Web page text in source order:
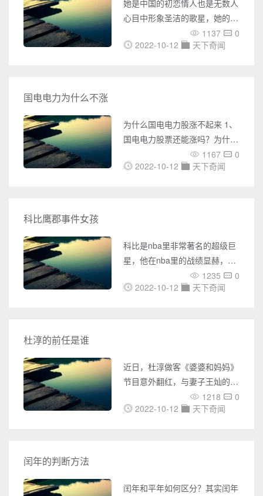
间到底是发生了什么吧！ 在剧
中最令人惊艳的应该是张启山和
尹新月的在一起，是女追男的戏
她是中国的初恋情人也是无数人
心目中形象圣洁的歌星，她的嗓
音和美好容貌带给了她坦荡的星
途和美好的未来。然而险恶的陷
意，这个受尽了半生误会的歌星
依然在若干年以后以不老的容颜
来到大家面前，无论人生是否历
经风雨，归来依然风华绝代。
1137
0
2022-10-12
天下奇闻
国电电力为什么不涨
为什么国电电力股涨不起来 1、
国电电力股票还能涨吗？为什么
国电电力股涨不起来有多种原
因，如国家电煤供应紧张、调电
也有股民认为，国电电力会涨到
10元等说法，对于国电电力后期
会不会涨还需要谨慎观察分析；
2、国电电力股票还能涨吗为何
1167
0
2022-10-12
天下奇闻
科比鹰郡事件女孩
科比是nba里非常著名的超级巨
星，他在nba里的战绩显赫，是
一名非常优秀的篮球运动员，但
是2003年的鹰郡事件却让科比
让科比悔恨终身的事件。 女主
角名叫凯特琳，她在科比支付了
她大量赔偿后，便没有进行对科
比进行纠缠。而她自己却利用这
1235
0
2022-10-12
天下奇闻
杜淳的前任是谁
近日，杜淳做客《婆婆和妈妈》
节目意外翻红，与妻子王灿的互
动也让网友直呼磕糖。但在与王
灿结婚之前，杜淳其实是圈内有
2010年被拍到牵手同行， 据悉
1218
0
2022-10-12
天下奇闻
闰年的判断方法
闰年和平年如何区分？其实闰年